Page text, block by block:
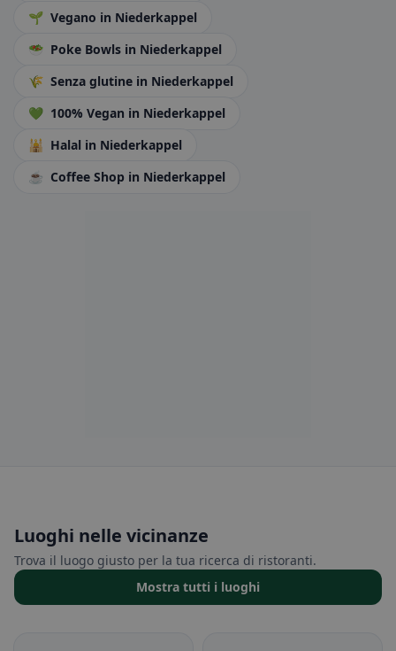
🌱 Vegano in Niederkappel
🥗 Poke Bowls in Niederkappel
🌾 Senza glutine in Niederkappel
💚 100% Vegan in Niederkappel
🕌 Halal in Niederkappel
☕ Coffee Shop in Niederkappel
Luoghi nelle vicinanze
Trova il luogo giusto per la tua ricerca di ristoranti.
Mostra tutti i luoghi